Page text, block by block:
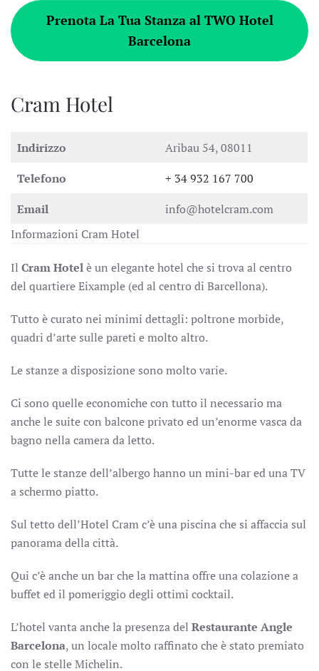
Prenota La Tua Stanza al TWO Hotel
Barcelona
Cram Hotel
Indirizzo
Aribau 54, 08011
Telefono
+ 34 932 167 700
Email
info@hotelcram.com
Informazioni Cram Hotel
Il Cram Hotelè un elegante hotel che si trova al centro
del quartiere Eixample (ed al centro di Barcellona).
Tutto è curato nei minimi dettagli: poltrone morbide,
quadri d’arte sulle pareti e molto altro.
Le stanze a disposizione sono molto varie.
Ci sono quelle economiche con tutto il necessario ma
anche le suite con balcone privato ed un’enorme vasca da
bagno nella camera da letto.
Tutte le stanze dell’albergo hanno un mini-bar ed una TV
a schermo piatto.
Sul tetto dell’Hotel Cram c’è una piscina che si affaccia sul
panorama della città.
Qui c’è anche un bar che la mattina offre una colazione a
buffet ed il pomeriggio degli ottimi cocktail.
L’hotel vanta anche la presenza del Restaurante Angle
Barcelona, un locale molto raffinato che è stato premiato
con le stelle Michelin.